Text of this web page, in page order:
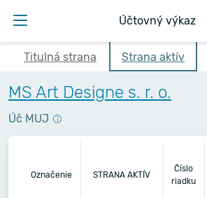
Účtovný výkaz
Titulná strana Strana aktív
MS Art Designe s. r. o.
Úč MUJ
Označenie STRANA AKTÍV
Číslo
riadku